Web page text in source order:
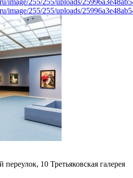
image/255/255/uploads/
image/255/255/uploads/
переулок, 10 Третьяковская галерея